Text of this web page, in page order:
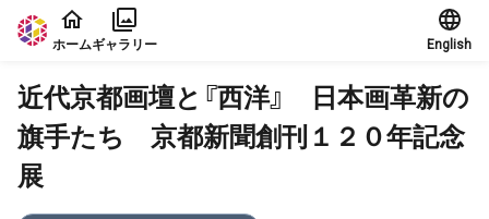
本文に飛ぶ
ホームギャラリー English
近代京都画壇と『西洋』 日本画革新の
旗手たち 京都新聞創刊１２０年記念
展